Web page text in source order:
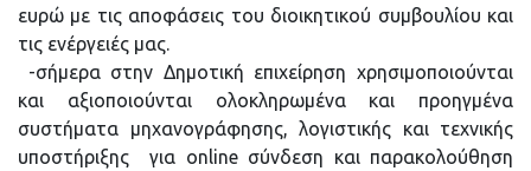
ευρώ με τις αποφάσεις του διοικητικού συμβουλίου και
τις ενέργειές μας.
-σήμερα στην Δημοτική επιχείρηση χρησιμοποιούνται
και αξιοποιούνται ολοκληρωμένα και προηγμένα
συστήματα μηχανογράφησης, λογιστικής και τεχνικής
υποστήριξης για online σύνδεση και παρακολούθηση